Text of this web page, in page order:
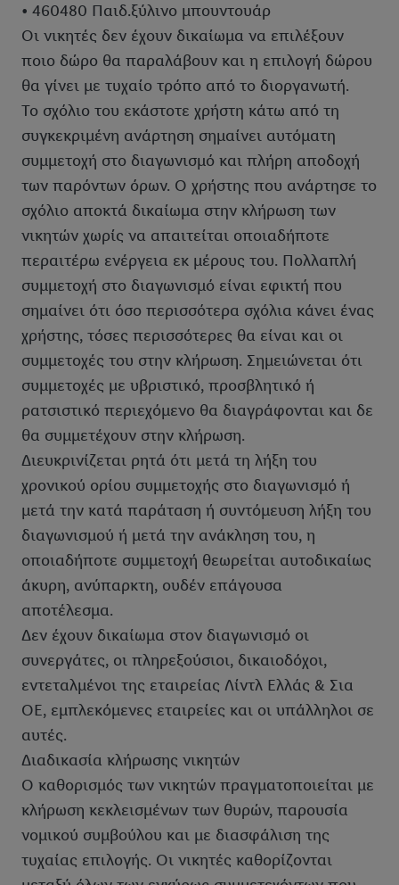
• 460480 Παιδ.ξύλινο μπουντουάρ
Οι νικητές δεν έχουν δικαίωμα να επιλέξουν
ποιο δώρο θα παραλάβουν και η επιλογή δώρου
θα γίνει με τυχαίο τρόπο από το διοργανωτή.
Το σχόλιο του εκάστοτε χρήστη κάτω από τη
συγκεκριμένη ανάρτηση σημαίνει αυτόματη
συμμετοχή στο διαγωνισμό και πλήρη αποδοχή
των παρόντων όρων. Ο χρήστης που ανάρτησε το
σχόλιο αποκτά δικαίωμα στην κλήρωση των
νικητών χωρίς να απαιτείται οποιαδήποτε
περαιτέρω ενέργεια εκ μέρους του. Πολλαπλή
συμμετοχή στο διαγωνισμό είναι εφικτή που
σημαίνει ότι όσο περισσότερα σχόλια κάνει ένας
χρήστης, τόσες περισσότερες θα είναι και οι
συμμετοχές του στην κλήρωση. Σημειώνεται ότι
συμμετοχές με υβριστικό, προσβλητικό ή
ρατσιστικό περιεχόμενο θα διαγράφονται και δε
θα συμμετέχουν στην κλήρωση.
Διευκρινίζεται ρητά ότι μετά τη λήξη του
χρονικού ορίου συμμετοχής στο διαγωνισμό ή
μετά την κατά παράταση ή συντόμευση λήξη του
διαγωνισμού ή μετά την ανάκληση του, η
οποιαδήποτε συμμετοχή θεωρείται αυτοδικαίως
άκυρη, ανύπαρκτη, ουδέν επάγουσα
αποτέλεσμα.
Δεν έχουν δικαίωμα στον διαγωνισμό οι
συνεργάτες, οι πληρεξούσιοι, δικαιοδόχοι,
εντεταλμένοι της εταιρείας Λίντλ Ελλάς & Σια
ΟΕ, εμπλεκόμενες εταιρείες και οι υπάλληλοι σε
αυτές.
Διαδικασία κλήρωσης νικητών
Ο καθορισμός των νικητών πραγματοποιείται με
κλήρωση κεκλεισμένων των θυρών, παρουσία
νομικού συμβούλου και με διασφάλιση της
τυχαίας επιλογής. Οι νικητές καθορίζονται